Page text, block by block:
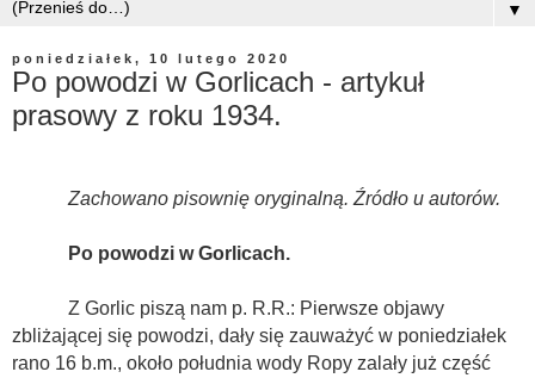
▼
poniedziałek, 10 lutego 2020
Po powodzi w Gorlicach - artykuł
prasowy z roku 1934.
Zachowano pisownię oryginalną. Źródło u autorów.
Po powodzi w Gorlicach.
Z Gorlic piszą nam p. R.R.: Pierwsze objawy
zbliżającej się powodzi, dały się zauważyć w poniedziałek
rano 16 b.m., około południa wody Ropy zalały już część